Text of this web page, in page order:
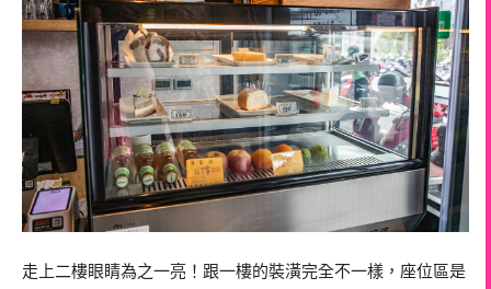
走上二樓眼睛為之一亮！跟一樓的裝潢完全不一樣，座位區是